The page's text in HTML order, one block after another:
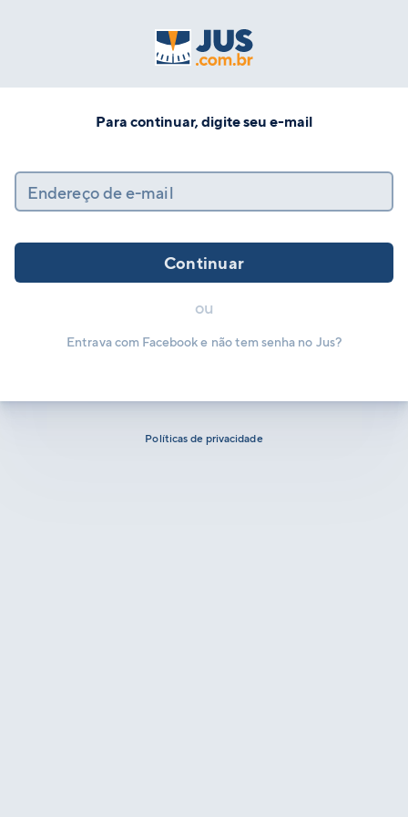
Para continuar, digite seu e-mail
Endereço de e-mail
Continuar
ou
Entrava com Facebook e não tem senha no Jus?
Políticas de privacidade